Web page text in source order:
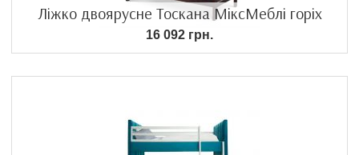
Ліжко двоярусне Тоскана МіксМеблі горіх
16 092 грн.